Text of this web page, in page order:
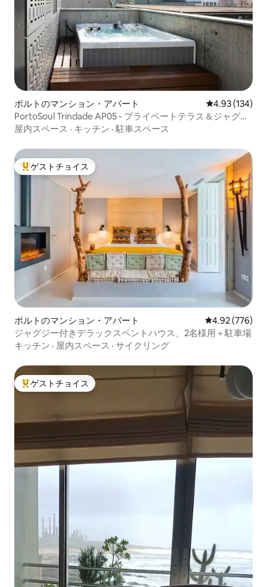
ポルトのマンション・アパート レビュー134
4.93 (134)
PortoSoul Trindade AP05 - プライベートテラス＆ジャグジ
ー
屋内スペース · キッチン · 駐車スペース
大好評のゲストチョイスです。
ゲストチョイス
ポルトのマンション・アパート レビュー776
4.92 (776)
ジャグジー付きデラックスペントハウス、2名様用＋駐車場
キッチン · 屋内スペース · サイクリング
大好評のゲストチョイスです。
ゲストチョイス